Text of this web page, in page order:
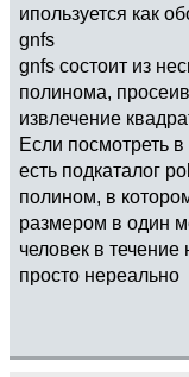
ипользуется как
gnfs
gnfs состоит из
полинома,
извлечение
Если посмотреть
есть подкаталог
полином, в
размером в один
человек в течение
просто нереально